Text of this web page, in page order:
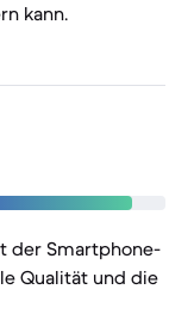
kann.
der Smartphone-
Qualität und die